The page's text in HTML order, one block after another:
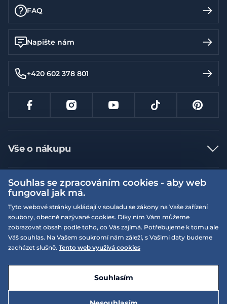
FAQ
Napište nám
+420 602 378 801
Vše o nákupu
Jak nakupovat
Nejčastější dotazy
Doprava a platba
Vrácení a výměna zboží
Reklamace
Velikostní tabulky
Více informací
Obchodní podmínky
Podmínky EQS věrnostního klubu
On-line katalogy
Dotace
Naše prodejny
EQS Rudná
EQS Praha 9 - Letňany
Nyní otevřeno
E-shop vytvořila a technicky zajišťujeSIMPLIA.cz
Souhlas se zpracováním cookies - aby web
fungoval jak má.
Tyto webové stránky ukládají v souladu se zákony na Vaše zařízení
soubory, obecně nazývané cookies. Díky nim Vám můžeme
zobrazovat obsah podle toho, co Vás zajímá. Potřebujeme k tomu ale
Váš souhlas. Na Vašem soukromí nám záleží, s Vašimi daty budeme
zacházet slušně. Tento web využívá cookies
Souhlasím